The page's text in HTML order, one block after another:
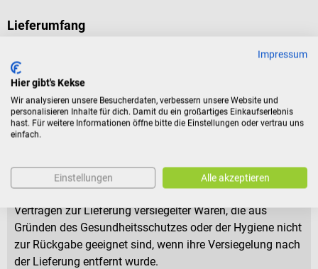
Lieferumfang
1 EURO-Warneck R27
1 Warnweste nach ISO 20471
Rückgabebedingungen
Für Verbraucher besteht das Widerrufsrecht nicht bei
Verträgen zur Lieferung versiegelter Waren, die aus
Gründen des Gesundheitsschutzes oder der Hygiene nicht
zur Rückgabe geeignet sind, wenn ihre Versiegelung nach
der Lieferung entfernt wurde.
Impressum
Hier gibt's Kekse
Wir analysieren unsere Besucherdaten, verbessern unsere Website und
personalisieren Inhalte für dich. Damit du ein großartiges Einkaufserlebnis
hast. Für weitere Informationen öffne bitte die Einstellungen oder vertrau uns
einfach.
Einstellungen Alle akzeptieren